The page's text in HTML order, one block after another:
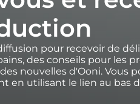
pour recevoir de
des conseils pour les
nouvelles d'Ooni. Vous
en utilisant le lien au bas